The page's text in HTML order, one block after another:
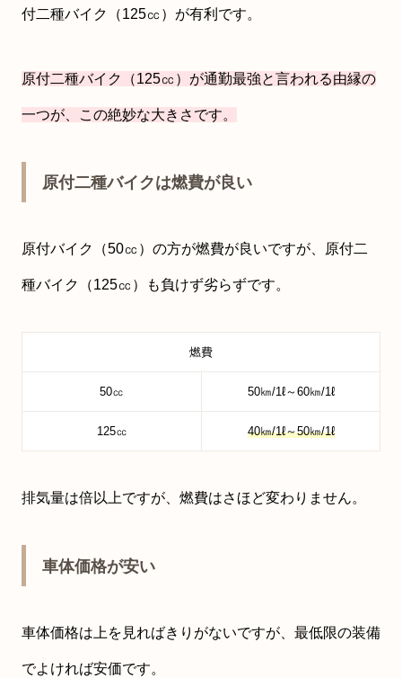
付二種バイク（125㏄）が有利です。
原付二種バイク（125㏄）が通勤最強と言われる由縁の
一つが、この絶妙な大きさです。
原付二種バイクは燃費が良い
原付バイク（50㏄）の方が燃費が良いですが、原付二
種バイク（125㏄）も負けず劣らずです。
燃費
50㏄ 50㎞/1ℓ～60㎞/1ℓ
125㏄ 40㎞/1ℓ～50㎞/1ℓ
排気量は倍以上ですが、燃費はさほど変わりません。
車体価格が安い
車体価格は上を見ればきりがないですが、最低限の装備
でよければ安価です。